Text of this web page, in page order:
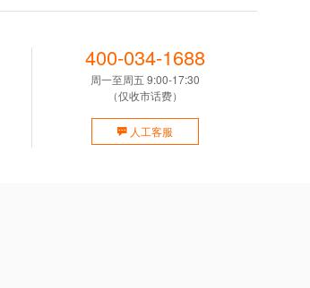
400-034-1688
周一至周五 9:00-17:30
（仅收市话费）
人工客服